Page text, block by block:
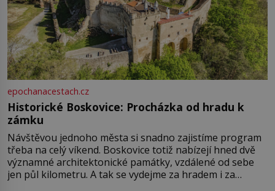
epochanacestach.cz
Historické Boskovice: Procházka od hradu k
zámku
Návštěvou jednoho města si snadno zajistíme program
třeba na celý víkend. Boskovice totiž nabízejí hned dvě
významné architektonické památky, vzdálené od sebe
jen půl kilometru. A tak se vydejme za hradem i za